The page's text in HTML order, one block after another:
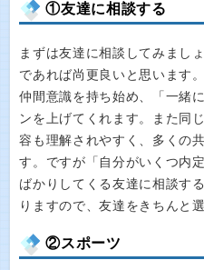
①友達に相談する
まずは友達に相談してみまし
であれば尚更良いと思います
仲間意識を持ち始め、「一緒
ンを上げてくれます。また同
容も理解されやすく、多くの
す。ですが「自分がいくつ内
ばかりしてくる友達に相談す
りますので、友達をきちんと
②スポーツ